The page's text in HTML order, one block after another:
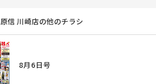
原信 川崎店の他のチラシ
8月6日号